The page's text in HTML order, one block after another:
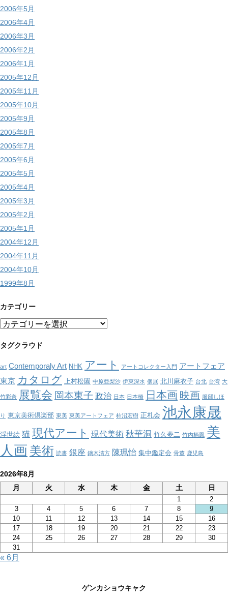
2006年5月
2006年4月
2006年3月
2006年2月
2006年1月
2005年12月
2005年11月
2005年10月
2005年9月
2005年8月
2005年7月
2005年6月
2005年5月
2005年4月
2005年3月
2005年2月
2005年1月
2004年12月
2004年11月
2004年10月
1999年8月
カテゴリー
カ
ゴ
ー
タグクラウド
art Contemporaly Art NHK アート アートコレクター入門 アートフェア
東京 カタログ 上村松園 中原亜梨沙 伊東深水 個展 北川麻衣子 台北 台湾 大
竹彩奈 展覧会 岡本東子 政治 日本 日本橋 日本画 映画 服部しほ
り 東京美術倶楽部 東美 東美アートフェア 柿沼宏樹 正札会 池永康晟
浮世絵 猫 現代アート 現代美術 秋華洞 竹久夢二 竹内栖鳳 美
人画 美術 読書 銀座 鏑木清方 陳珮怡 集中鑑定会 骨董 鹿児島
2026年8月
月
火 水 木 金 土 日
1
2
3
4 5 6 7 8
9
10
11 12 13 14 15
16
17
18 19 20 21 22
23
24
25 26 27 28 29
30
31
« 6月
ゲンカショウキャク